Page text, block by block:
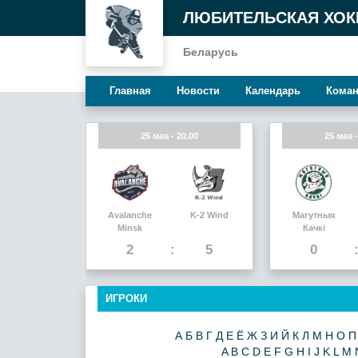
ЛЮБИТЕЛЬСКАЯ
Беларусь
Главная Новости Календарь
25 мая - 20.00
Avalanche
Minsk
2
K-2 Wind
5
25 мая
Магутныя
Качкi
0
ИГРОКИ
А Б В Г Д Е Ё Ж З И Й К Л М Н О П
A B C D E F G H I J K L M